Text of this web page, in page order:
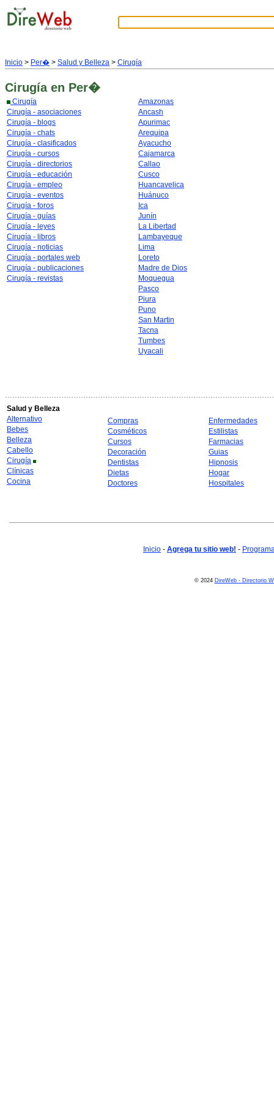
Inicio > Per� > Salud y Belleza > Cirugía
Cirugía en Per�
Cirugía
Cirugía - asociaciones
Cirugía - blogs
Cirugía - chats
Cirugía - clasificados
Cirugía - cursos
Cirugía - directorios
Cirugía - educación
Cirugía - empleo
Cirugía - eventos
Cirugía - foros
Cirugía - guías
Cirugía - leyes
Cirugía - libros
Cirugía - noticias
Cirugía - portales web
Cirugía - publicaciones
Cirugía - revistas
Amazonas
Ancash
Apurimac
Arequipa
Ayacucho
Cajamarca
Callao
Cusco
Huancavelica
Huánuco
Ica
Junín
La Libertad
Lambayeque
Lima
Loreto
Madre de Dios
Moquegua
Pasco
Piura
Puno
San Martin
Tacna
Tumbes
Uyacali
Salud y Belleza
Alternativo
Bebes
Belleza
Cabello
Cirugía
Clínicas
Cocina
Compras
Cosméticos
Cursos
Decoración
Dentistas
Dietas
Doctores
Enfermedades
Estilistas
Farmacias
Guias
Hipnosis
Hogar
Hospitales
Inicio - Agrega tu sitio web! -
© 2024 DireWeb - Directorio